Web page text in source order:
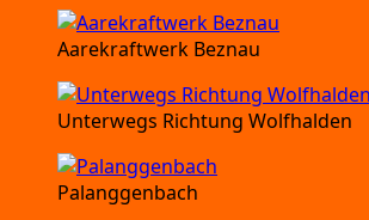
Aarekraftwerk Beznau
Unterwegs Richtung Wolfhalden
Palanggenbach